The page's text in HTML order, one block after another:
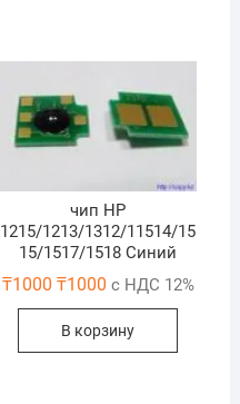
чип НР
1215/1213/1312/11514/15
15/1517/1518 Синий
₸1000 ₸1000 с НДС 12%
В корзину